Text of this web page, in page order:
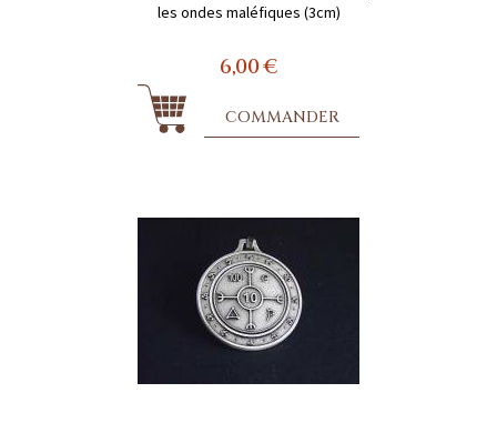
les ondes maléfiques (3cm)
6,00 €
COMMANDER